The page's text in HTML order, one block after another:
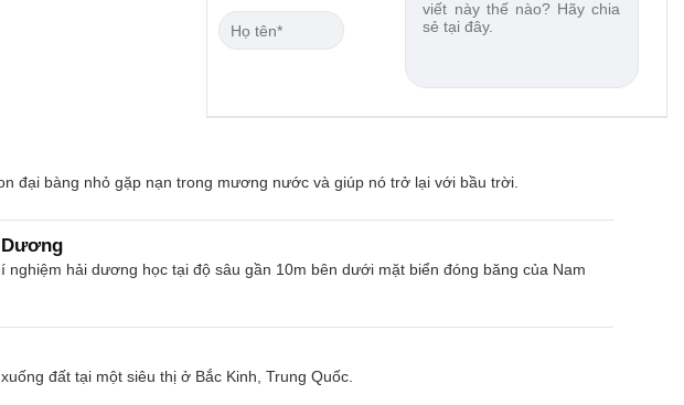
đại bàng nhỏ gặp nạn trong mương nước và giúp nó trở lại với bầu trời.
hải dương học tại độ sâu gần 10m bên dưới mặt biển đóng băng của Nam
đất tại một siêu thị ở Bắc Kinh, Trung Quốc.